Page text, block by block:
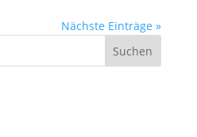
Nächste Einträge »